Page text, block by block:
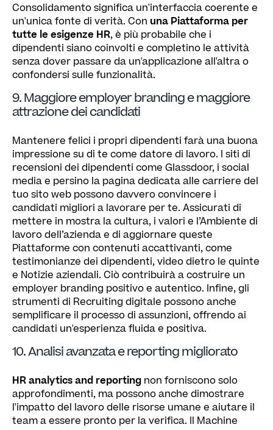
Consolidamento significa un'interfaccia coerente e
un'unica fonte di verità. Con una Piattaforma per
tutte le esigenze HR, è più probabile che i
dipendenti siano coinvolti e completino le attività
senza dover passare da un'applicazione all'altra o
confondersi sulle funzionalità.
9. Maggiore employer branding e maggiore
attrazione dei candidati
Mantenere felici i propri dipendenti farà una buona
impressione su di te come datore di lavoro. I siti di
recensioni dei dipendenti come Glassdoor, i social
media e persino la pagina dedicata alle carriere del
tuo sito web possono davvero convincere i
candidati migliori a lavorare per te. Assicurati di
mettere in mostra la cultura, i valori e l’Ambiente di
lavoro dell’azienda e di aggiornare queste
Piattaforme con contenuti accattivanti, come
testimonianze dei dipendenti, video dietro le quinte
e Notizie aziendali. Ciò contribuirà a costruire un
employer branding positivo e autentico. Infine, gli
strumenti di Recruiting digitale possono anche
semplificare il processo di assunzioni, offrendo ai
candidati un'esperienza fluida e positiva.
10. Analisi avanzata e reporting migliorato
HR analytics and reporting non forniscono solo
approfondimenti, ma possono anche dimostrare
l'impatto del lavoro delle risorse umane e aiutare il
team a essere pronto per la verifica. Il Machine